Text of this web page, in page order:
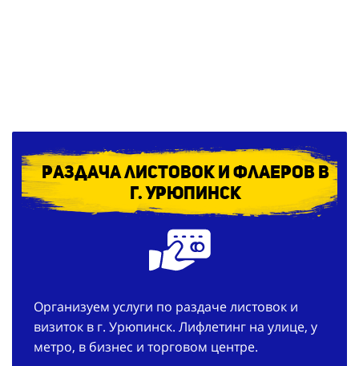
Раздача листовок и флаеров в
г. Урюпинск
Организуем услуги по раздаче листовок и
визиток в г. Урюпинск. Лифлетинг на улице, у
метро, в бизнес и торговом центре.